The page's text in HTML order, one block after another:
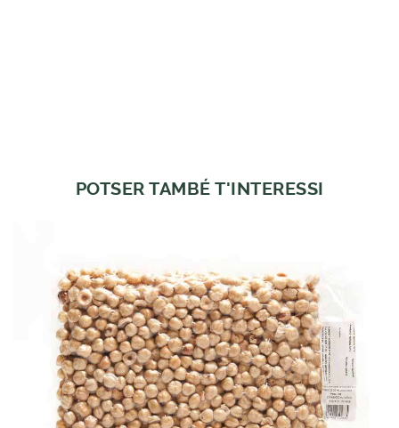
POTSER TAMBÉ T'INTERESSI